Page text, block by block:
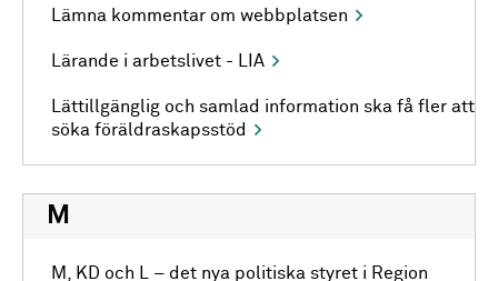
Lämna kommentar om webbplatsen
Lärande i arbetslivet - LIA
Lättillgänglig och samlad information ska få fler att
söka föräldraskapsstöd
M
M, KD och L – det nya politiska styret i Region